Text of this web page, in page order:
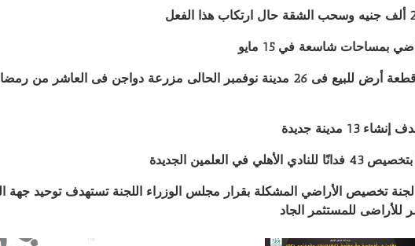
العلمين الجديدة
تخصيص الأراضي المشكلة بقرار مجلس الوزراء اللجنة تستهدف توحيد جهة
للمستثمر الجاد